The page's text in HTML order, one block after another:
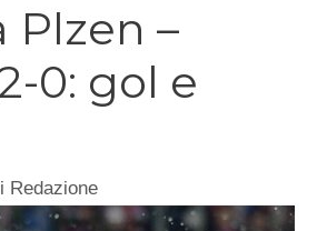
Plzen –
0: gol e
Redazione